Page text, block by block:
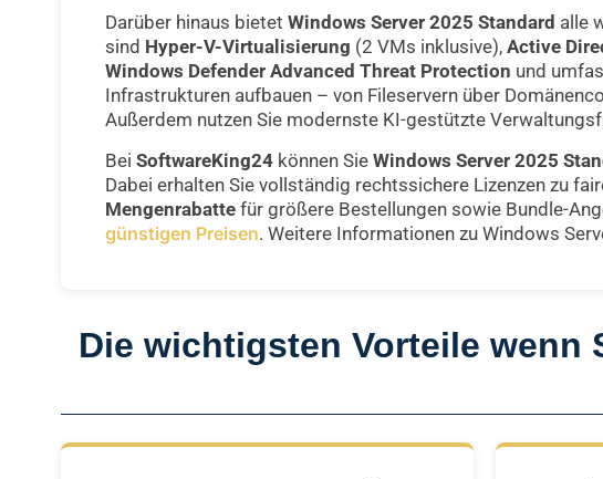
Darüber hinaus bietet Windows Server 2025 Standard alle
sind Hyper-V-Virtualisierung (2 VMs inklusive), Active
Windows Defender Advanced Threat Protection und
Infrastrukturen aufbauen – von Fileservern über
Außerdem nutzen Sie modernste KI-gestützte
Bei SoftwareKing24können Sie Windows Server 2025
Dabei erhalten Sie vollständig rechtssichere Lizenzen zu
Mengenrabattefür größere Bestellungen sowie Bundle-
günstigen Preisen. Weitere Informationen zu Windows
Die wichtigsten Vorteile wenn